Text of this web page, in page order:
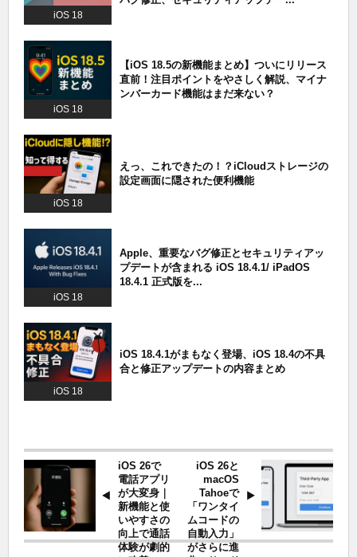
iOS 18
iOS 18
【iOS 18.5の新機能まとめ】ついにリリース
直前！注目ポイントをやさしく解説、マイナ
ンバーカード機能はまだ来ない？
iOS 18
えっ、これできたの！？iCloudストレージの
設定画面に隠された便利機能
iOS 18
Apple、重要なバグ修正とセキュリティアッ
プデートが含まれる iOS 18.4.1/ iPadOS
18.4.1 正式版を...
iOS 18
iOS 18.4.1がまもなく登場、iOS 18.4の不具
合と修正アップデートの内容まとめ
iOS 26で
電話アプリ
が大変身｜
新機能と使
いやすさの
向上で通話
体験が劇的
iOS 26と
macOS
Tahoeで
「ワンタイ
ムコードの
自動入力」
がさらに進